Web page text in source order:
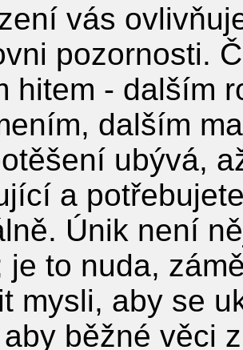
vás
pozornosti.
hitem - dalším
dalším
ubývá,
a
Únik není
je to nuda,
mysli, aby se
běžné věci